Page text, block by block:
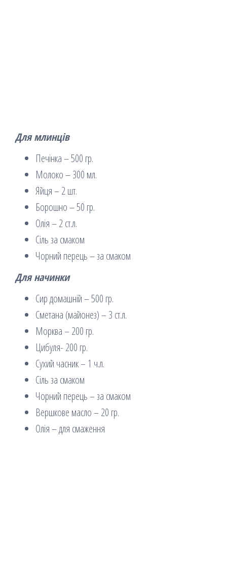
Для млинців
Печінка – 500 гр.
Молоко – 300 мл.
Яйця – 2 шт.
Борошно – 50 гр.
Олія – ​​2 ст.л.
Сіль за смаком
Чорний перець – за смаком
Для начинки
Сир домашній – 500 гр.
Сметана (майонез) – 3 ст.л.
Морква – 200 гр.
Цибуля- 200 гр.
Сухий часник – 1 ч.л.
Сіль за смаком
Чорний перець – за смаком
Вершкове масло – 20 гр.
Олія – ​​для смаження